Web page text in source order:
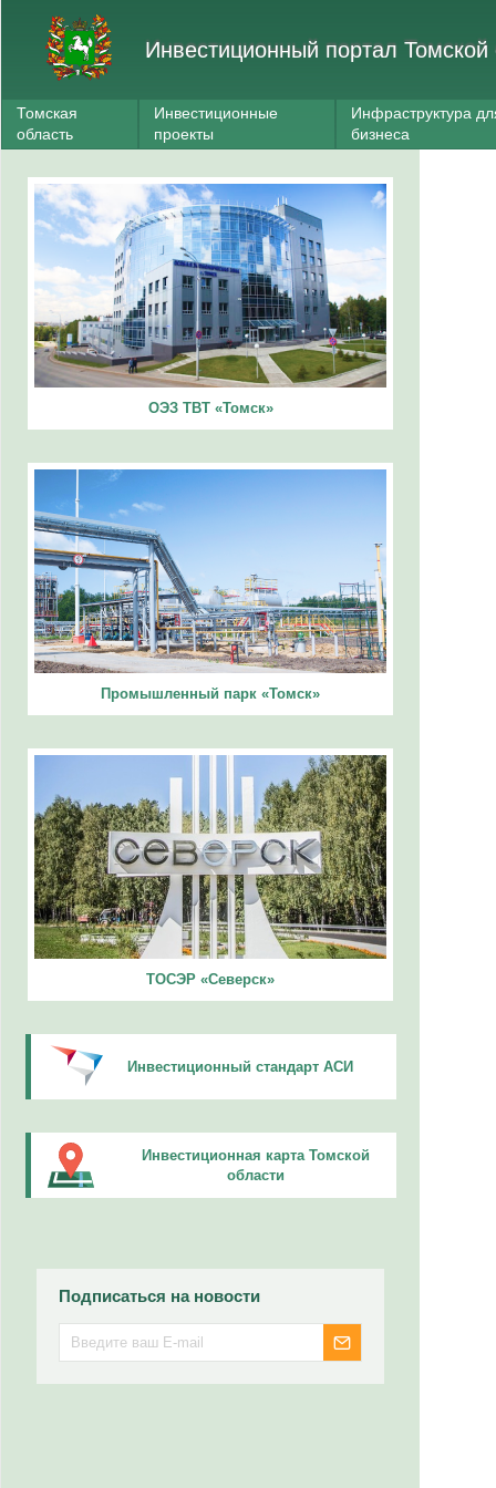
Инвестиционный портал Томской
Томская
область
Инвестиционные
проекты
Инфраструктура
бизнеса
ОЭЗ ТВТ «Томск»
Промышленный парк «Томск»
ТОСЭР «Северск»
Инвестиционный стандарт АСИ
Инвестиционная карта Томской
области
Подписаться на новости